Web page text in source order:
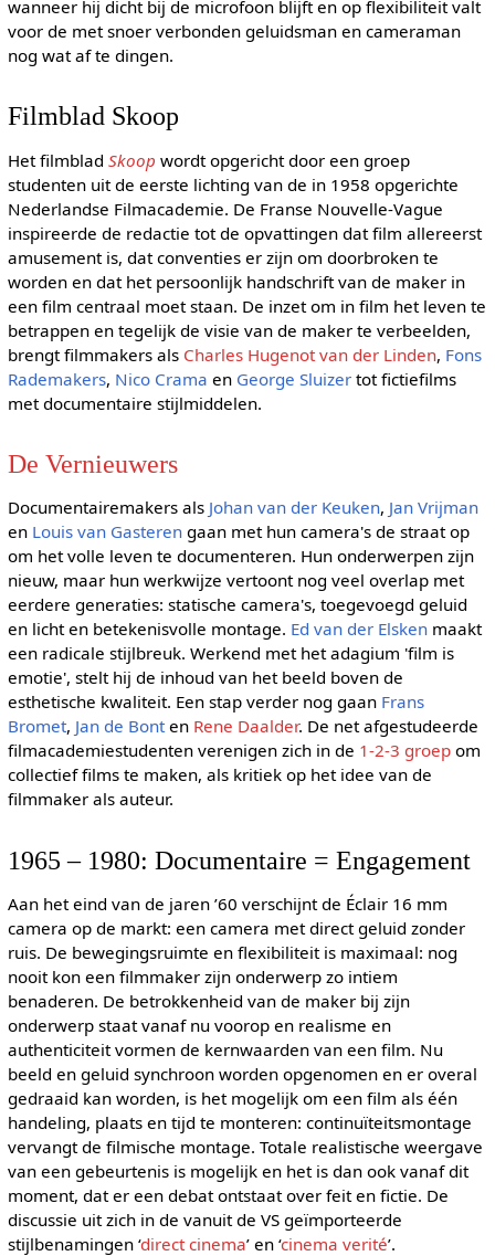
wanneer hij dicht bij de microfoon blijft en op flexibiliteit valt
voor de met snoer verbonden geluidsman en cameraman
nog wat af te dingen.
Filmblad Skoop
Het filmblad Skoop wordt opgericht door een groep
studenten uit de eerste lichting van de in 1958 opgerichte
Nederlandse Filmacademie. De Franse Nouvelle-Vague
inspireerde de redactie tot de opvattingen dat film allereerst
amusement is, dat conventies er zijn om doorbroken te
worden en dat het persoonlijk handschrift van de maker in
een film centraal moet staan. De inzet om in film het leven te
betrappen en tegelijk de visie van de maker te verbeelden,
brengt filmmakers als Charles Hugenot van der Linden, Fons
Rademakers, Nico Crama en George Sluizertot fictiefilms
met documentaire stijlmiddelen.
De Vernieuwers
Documentairemakers als Johan van der Keuken, Jan Vrijman
en Louis van Gasterengaan met hun camera's de straat op
om het volle leven te documenteren. Hun onderwerpen zijn
nieuw, maar hun werkwijze vertoont nog veel overlap met
eerdere generaties: statische camera's, toegevoegd geluid
en licht en betekenisvolle montage. Ed van der Elskenmaakt
een radicale stijlbreuk. Werkend met het adagium 'film is
emotie', stelt hij de inhoud van het beeld boven de
esthetische kwaliteit. Een stap verder nog gaan Frans
Bromet, Jan de Bonten Rene Daalder. De net afgestudeerde
filmacademiestudenten verenigen zich in de 1-2-3 groepom
collectief films te maken, als kritiek op het idee van de
filmmaker als auteur.
1965 – 1980: Documentaire = Engagement
Aan het eind van de jaren ’60 verschijnt de Éclair 16 mm
camera op de markt: een camera met direct geluid zonder
ruis. De bewegingsruimte en flexibiliteit is maximaal: nog
nooit kon een filmmaker zijn onderwerp zo intiem
benaderen. De betrokkenheid van de maker bij zijn
onderwerp staat vanaf nu voorop en realisme en
authenticiteit vormen de kernwaarden van een film. Nu
beeld en geluid synchroon worden opgenomen en er overal
gedraaid kan worden, is het mogelijk om een film als één
handeling, plaats en tijd te monteren: continuïteitsmontage
vervangt de filmische montage. Totale realistische weergave
van een gebeurtenis is mogelijk en het is dan ook vanaf dit
moment, dat er een debat ontstaat over feit en fictie. De
discussie uit zich in de vanuit de VS geïmporteerde
stijlbenamingen ‘direct cinema’ en ‘cinema verité’.